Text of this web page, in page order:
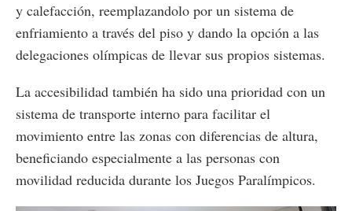
y calefacción, reemplazandolo por un sistema de
enfriamiento a través del piso y dando la opción a las
delegaciones olímpicas de llevar sus propios sistemas.
La accesibilidad también ha sido una prioridad con un
sistema de transporte interno para facilitar el
movimiento entre las zonas con diferencias de altura,
beneficiando especialmente a las personas con
movilidad reducida durante los Juegos Paralímpicos.